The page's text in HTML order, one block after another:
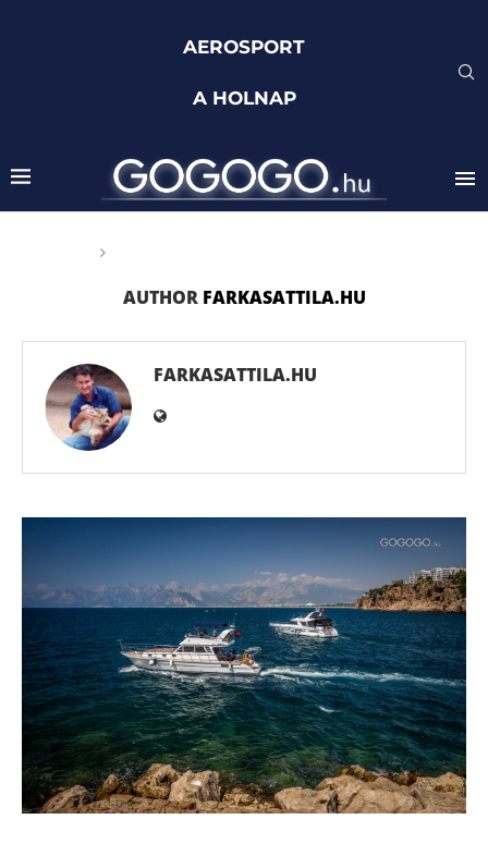
AEROSPORT
A HOLNAP
AUTHOR FARKASATTILA.HU
FARKASATTILA.HU